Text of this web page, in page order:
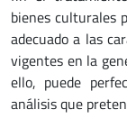
bienes culturales
adecuado a las
vigentes en la
ello, puede
análisis que